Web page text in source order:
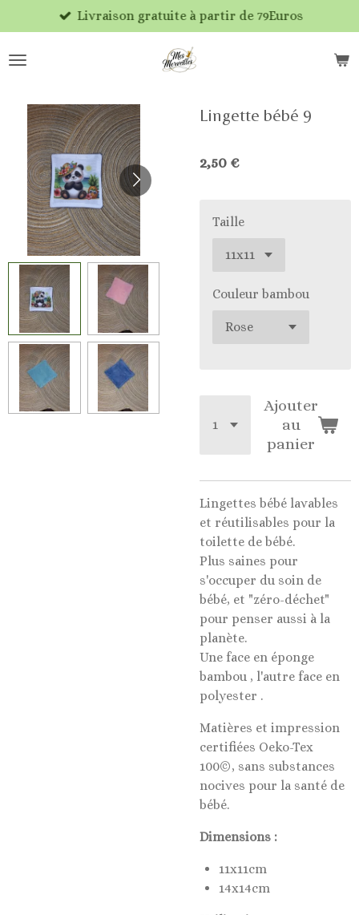
au
contenu
Livraison gratuite à partir de 79Euros
Lingette bébé 9
2,50 €
Taille
Couleur bambou
Ajouter
au
panier
Lingettes bébé lavables
et réutilisables pour la
toilette de bébé.
Plus saines pour
s'occuper du soin de
bébé, et "zéro-déchet"
pour penser aussi à la
planète.
Une face en éponge
bambou , l'autre face en
polyester .
Matières et impression
certifiées Oeko-Tex
100©, sans substances
nocives pour la santé de
bébé.
Dimensions :
11x11cm
14x14cm